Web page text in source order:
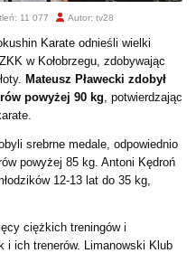
11 077 Autor: tv28
Karate odnieśli wielki
w Kołobrzegu, zdobywając
Mateusz Pławecki zdobył
powyżej 90 kg , potwierdzając
srebrne medale, odpowiednio
powyżej 85 kg. Antoni Kędroń
12-13 lat do 35 kg,
ciężkich treningów i
i ich trenerów. Limanowski Klub